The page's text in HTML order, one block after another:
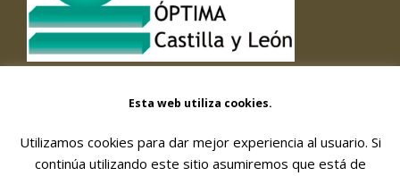
© 2026 FORMACIÓN Y GESTIÓN DE SERVICIOS
SOCIALES, SOC. COOPERATIVA
Esta web utiliza cookies.
Utilizamos cookies para dar mejor experiencia al usuario. Si
continúa utilizando este sitio asumiremos que está de